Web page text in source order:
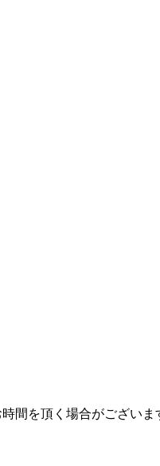
間を頂く場合がございま